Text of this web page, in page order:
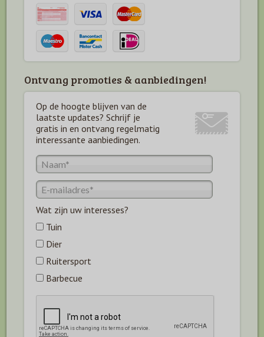
Ontvang promoties & aanbiedingen!
Op de hoogte blijven van de
laatste updates? Schrijf je
gratis in en ontvang regelmatig
interessante aanbiedingen.
Wat zijn uw interesses?
Tuin
Dier
Ruitersport
Barbecue